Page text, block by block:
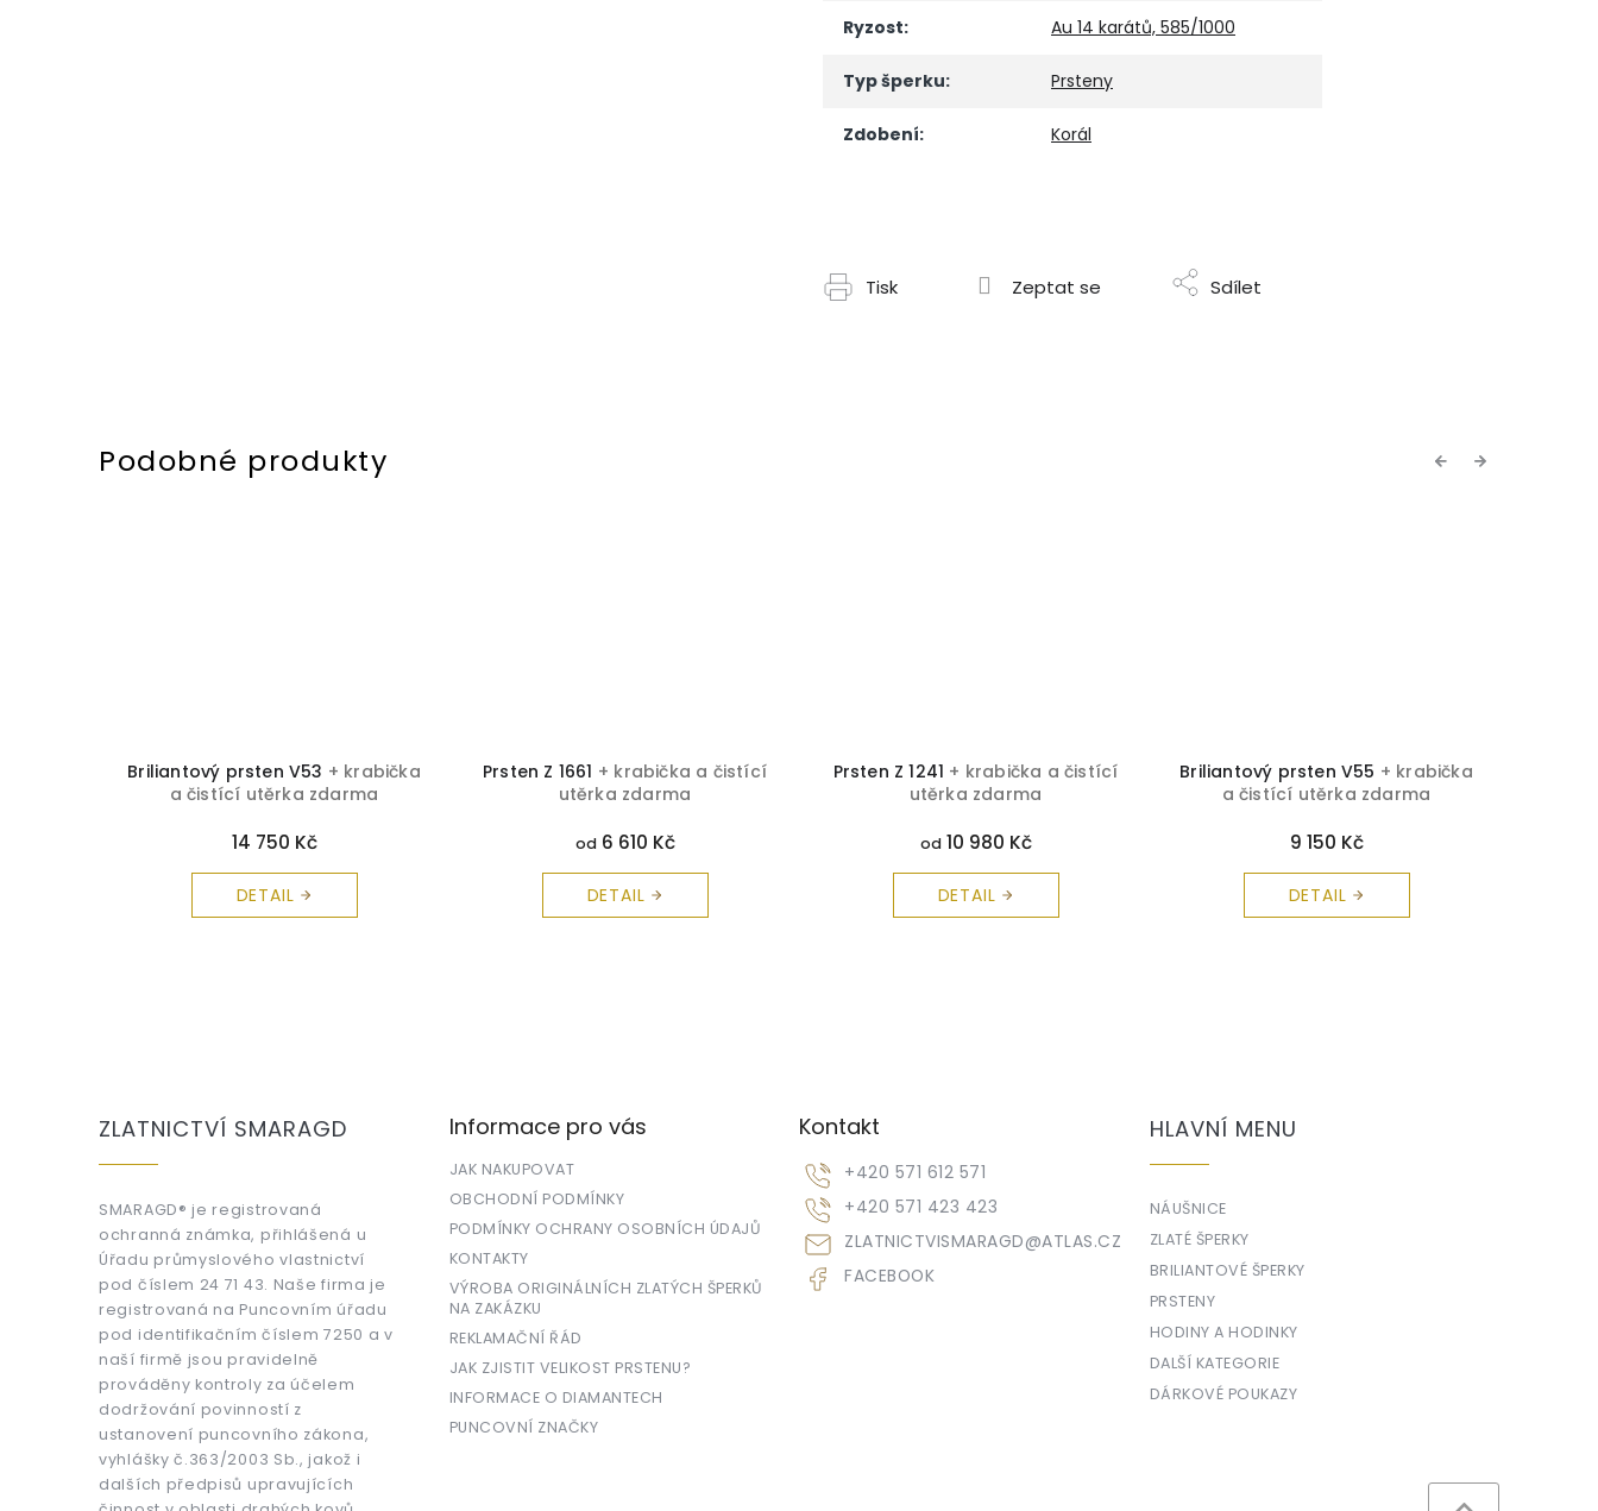
Ryzost: Au 14 karátů, 585/1000
Typ šperku: Prsteny
Zdobení: Korál
Tisk Zeptat se Sdílet
Previous
Briliantový prsten V53 + krabička
a čistící utěrka zdarma
14 750 Kč
DETAIL
Prsten Z 1661 + krabička a čistící
utěrka zdarma
od6 610 Kč
DETAIL
Prsten Z 1241 + krabička a čistící
utěrka zdarma
od10 980 Kč
DETAIL
Briliantový prsten V55 + krabička
a čistící utěrka zdarma
9 150 Kč
DETAIL
Next
ZLATNICTVÍ SMARAGD
SMARAGD® je registrovaná
ochranná známka, přihlášená u
Úřadu průmyslového vlastnictví
pod číslem 24 71 43. Naše firma je
registrovaná na Puncovním úřadu
pod identifikačním číslem 7250 a v
naší firmě jsou pravidelně
prováděny kontroly za účelem
dodržování povinností z
ustanovení puncovního zákona,
vyhlášky č.363/2003 Sb., jakož i
dalších předpisů upravujících
Informace pro vás
JAK NAKUPOVAT
OBCHODNÍ PODMÍNKY
PODMÍNKY OCHRANY OSOBNÍCH ÚDAJŮ
KONTAKTY
VÝROBA ORIGINÁLNÍCH ZLATÝCH ŠPERKŮ
NA ZAKÁZKU
REKLAMAČNÍ ŘÁD
JAK ZJISTIT VELIKOST PRSTENU?
INFORMACE O DIAMANTECH
PUNCOVNÍ ZNAČKY
Kontakt
ZLATNICTVISMARAGD@ATLAS.CZ
+420 571 612 571
+420 571 423 423
FACEBOOK
HLAVNÍ MENU
NÁUŠNICE
ZLATÉ ŠPERKY
BRILIANTOVÉ ŠPERKY
PRSTENY
HODINY A HODINKY
DALŠÍ KATEGORIE
DÁRKOVÉ POUKAZY